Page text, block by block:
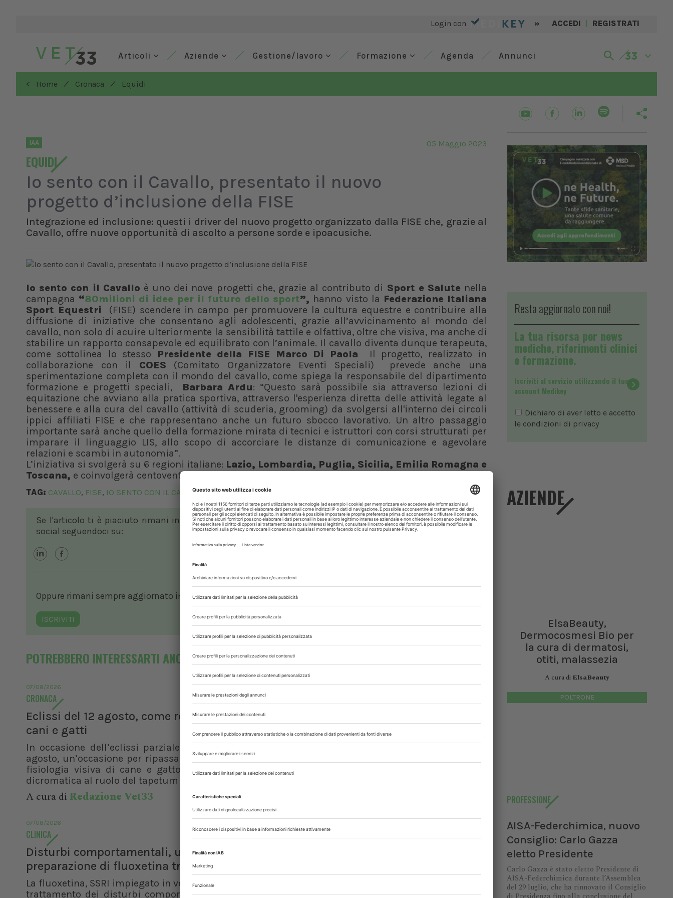
Login con » ACCEDI | REGISTRATI
Articoli Aziende Gestione/lavoro Formazione Agenda Annunci
< Home / Cronaca / Equidi
IAA
EQUIDI
05 Maggio 2023
Io sento con il Cavallo, presentato il nuovo
progetto d’inclusione della FISE
Integrazione ed inclusione: questi i driver del nuovo progetto organizzato dalla FISE che, grazie al
Cavallo, offre nuove opportunità di ascolto a persone sorde e ipoacusiche.
Io sento con il Cavallo è uno dei nove progetti che, grazie al contributo di Sport e Salute nella
campagna “80milioni di idee per il futuro dello sport”, hanno visto la Federazione Italiana
Sport Equestri (FISE) scendere in campo per promuovere la cultura equestre e contribuire alla
diffusione di iniziative che consentano agli adolescenti, grazie all’avvicinamento al mondo del
cavallo, non solo di acuire ulteriormente la sensibilità tattile e olfattiva, oltre che visiva, ma anche di
stabilire un rapporto consapevole ed equilibrato con l’animale. Il cavallo diventa dunque terapeuta,
come sottolinea lo stesso Presidente della FISE Marco Di Paola Il progetto, realizzato in
collaborazione con il COES (Comitato Organizzatore Eventi Speciali) prevede anche una
sperimentazione completa con il mondo del cavallo, come spiega la responsabile del dipartimento
formazione e progetti speciali, Barbara Ardu: “Questo sarà possibile sia attraverso lezioni di
equitazione che avviano alla pratica sportiva, attraverso l'esperienza diretta delle attività legate al
benessere e alla cura del cavallo (attività di scuderia, grooming) da svolgersi all'interno dei circoli
ippici affiliati FISE e che rappresentano anche un futuro sbocco lavorativo. Un altro passaggio
importante sarà anche quello della formazione mirata di tecnici e istruttori con corsi strutturati per
imparare il linguaggio LIS, allo scopo di accorciare le distanze di comunicazione e agevolare
relazioni e scambi in autonomia”.
L’iniziativa si svolgerà su 6 regioni italiane: Lazio, Lombardia, Puglia, Sicilia, Emilia Romagna e
Toscana, e coinvolgerà centoventi bambini.
TAG: CAVALLO, FISE, IO SENTO CON IL CAVALLO,IPPOTERAPIA
Se l'articolo ti è piaciuto rimani in contatto con noi sui nostri canali
social seguendoci su:
Oppure rimani sempre aggiornato in ambito veterinario, iscrivendoti alla nostra newsletter!
ISCRIVITI
POTREBBERO INTERESSARTI ANCHE
07/08/2026
CRONACA
Eclissi del 12 agosto, come reagiscono
cani e gatti
In occasione dell’eclissi parziale di sole del 12
agosto, un’occasione per ripassare le basi della
fisiologia visiva di cane e gatto. Dalla visione
dicromatica al ruolo del tapetum lucidum, fino...
A cura di Redazione Vet33
CLINICA
Emergenze oftalmologiche, come
impostare il triage in cane e gatto
per una visita oftalmologica efficace senza
compromettere la valutazione del paziente
07/08/2026
CLINICA
Disturbi comportamentali, una
preparazione di fluoxetina transdermica
La fluoxetina, SSRI impiegato in veterinaria per il
trattamento dei disturbi comportamentali, può
DAL SETTORE
Federchimica durante l’Assemblea del 29 luglio,
Resta aggiornato con noi!
La tua risorsa per news
mediche, riferimenti clinici
e formazione.
Iscriviti al servizio utilizzando il tuo
account Medikey
Dichiaro di aver letto e accetto
le condizioni di privacy
AZIENDE
ElsaBeauty,
Dermocosmesi Bio per
la cura di dermatosi,
otiti, malassezia
A cura di ElsaBeauty
POLTRONE
PROFESSIONE
AISA-Federchimica, nuovo
Consiglio: Carlo Gazza
eletto Presidente
Carlo Gazza è stato eletto Presidente di
AISA-Federchimica durante l’Assemblea
del 29 luglio, che ha rinnovato il Consiglio